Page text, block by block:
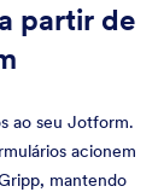
partir de
ao seu Jotform.
acionem
mantendo